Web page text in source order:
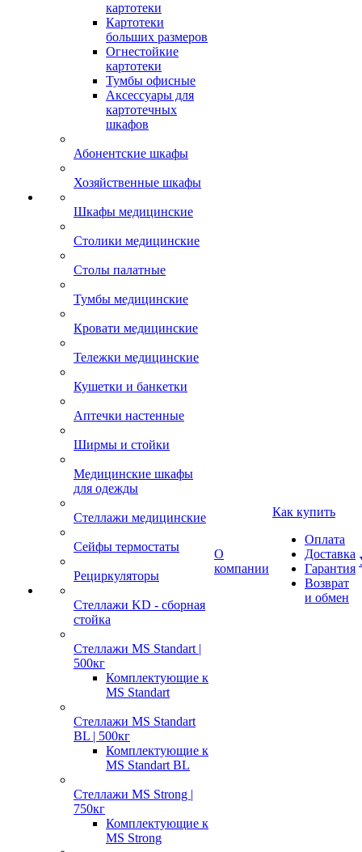
картотеки
Картотеки
больших размеров
Огнестойкие
картотеки
Тумбы офисные
Аксессуары для
картотечных
шкафов
Абонентские шкафы
Хозяйственные шкафы
Шкафы медицинские
Столики медицинские
Столы палатные
Тумбы медицинские
Кровати медицинские
Тележки медицинские
Кушетки и банкетки
Аптечки настенные
Ширмы и стойки
Медицинские шкафы
для одежды
Стеллажи медицинские
Сейфы термостаты
Рециркуляторы
Стеллажи KD - сборная
стойка
Стеллажи MS Standart |
500кг
Комплектующие к
MS Standart
Стеллажи MS Standart
BL | 500кг
Комплектующие к
MS Standart BL
Стеллажи MS Strong |
750кг
Комплектующие к
MS Strong
О
компании
Как купить
Оплата
Доставка
Гарантия
Возврат
и обмен